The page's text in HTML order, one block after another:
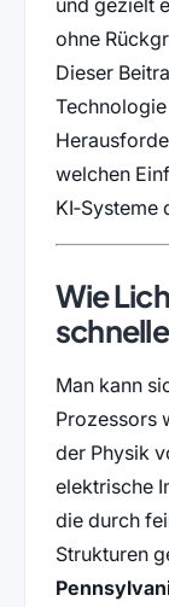
ohne
Dieser
welchen
KI‑Systeme
Wie
Man kann
Prozessors
der Physik
elektrische
die durch
Strukturen